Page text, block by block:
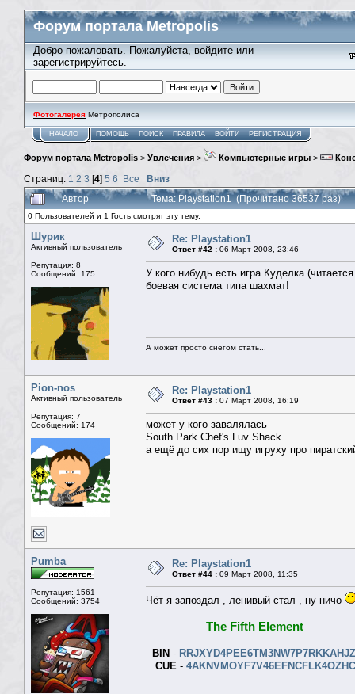
Форум портала Metropolis
Добро пожаловать. Пожалуйста, войдите или
зарегистрируйтесь.
Фотогалерея Метрополиса
НАЧАЛО ПОМОЩЬ ПОИСК ПРАВИЛА ВОЙТИ РЕГИСТРАЦИЯ
Форум портала Metropolis > Увлечения > Компьютерные игры >
Страниц: 1 2 3 [4] 5 6 Все
Вниз
Автор
Тема: Playstation1 (Прочитано 36537 раз)
0 Пользователей и 1 Гость смотрят эту тему.
Шурик
Активный пользователь
Репутация: 8
Сообщений: 175
Re: Playstation1
Ответ #42 : 06 Март 2008, 23:46
У кого нибудь есть игра Куделка
боевая система типа шахмат!
А может просто снегом стать...
Pion-nos
Активный пользователь
Репутация: 7
Сообщений: 174
Re: Playstation1
Ответ #43 : 07 Март 2008, 16:19
может у кого завалялась
South Park Chef's Luv Shack
а ещё до сих пор ищу игруху про
Pumba
Репутация: 1561
Сообщений: 3754
Re: Playstation1
Ответ #44 : 09 Март 2008, 11:35
Чёт я запоздал , ленивый стал , ну ничо
The Fifth Element
BIN -
CUE -